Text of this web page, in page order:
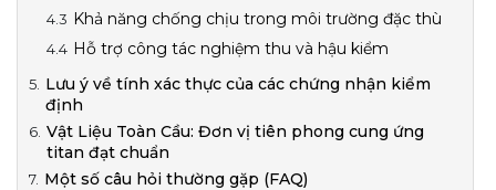
Khả năng chống chịu trong môi trường đặc thù
Hỗ trợ công tác nghiệm thu và hậu kiểm
Lưu ý về tính xác thực của các chứng nhận kiểm
định
Vật Liệu Toàn Cầu: Đơn vị tiên phong cung ứng
titan đạt chuẩn
Một số câu hỏi thường gặp (FAQ)